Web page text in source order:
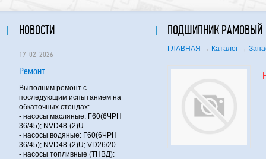
НОВОСТИ
17-02-2026
Ремонт
Выполним ремонт с
последующим испытанием на
обкаточных стендах:
- насосы масляные: Г60(6ЧРН
36/45); NVD48-(2)U.
- насосы водяные: Г60(6ЧРН
36/45); NVD48-(2)U; VD26/20.
- насосы топливные (ТНВД):
ПОДШИПНИК РАМОВЫЙ
ГЛАВНАЯ → Каталог →